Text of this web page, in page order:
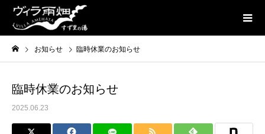
お知らせ 臨時休業のお知らせ
臨時休業のお知らせ
2025.06.23